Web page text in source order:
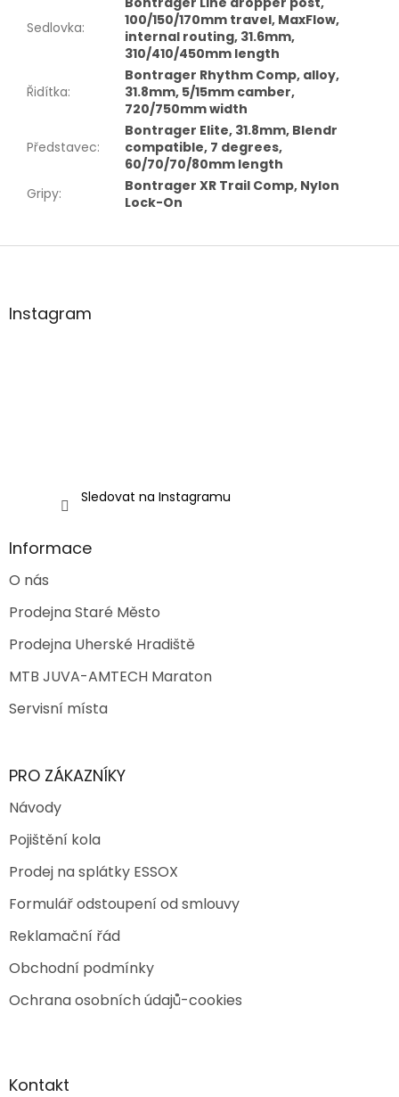
Sedlovka:
100/150/170mm travel, MaxFlow,
internal routing, 31.6mm,
310/410/450mm length
Řidítka:
Bontrager Rhythm Comp, alloy,
31.8mm, 5/15mm camber,
720/750mm width
Představec:
Bontrager Elite, 31.8mm, Blendr
compatible, 7 degrees,
60/70/70/80mm length
Gripy:
Bontrager XR Trail Comp, Nylon
Lock-On
Z
aInstagram
Sledovat na Instagramu
Informace
O nás
Prodejna Staré Město
Prodejna Uherské Hradiště
MTB JUVA-AMTECH Maraton
Servisní místa
PRO ZÁKAZNÍKY
Návody
Pojištění kola
Prodej na splátky ESSOX
Formulář odstoupení od smlouvy
Reklamační řád
Obchodní podmínky
Ochrana osobních údajů-cookies
Kontakt